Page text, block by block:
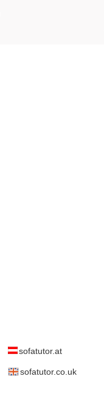
sofatutor.at
sofatutor.co.uk